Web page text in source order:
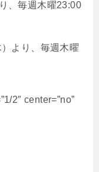
、毎週木曜23:00
より、毎週木曜
2″ center=”no”